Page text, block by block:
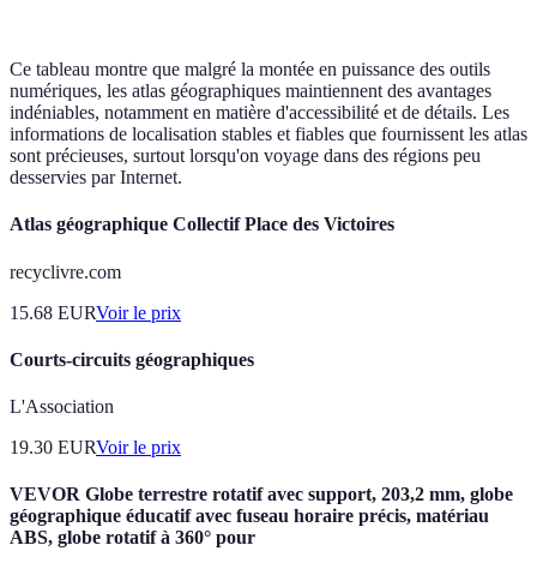
Ce tableau montre que malgré la montée en puissance des outils
numériques, les atlas géographiques maintiennent des avantages
indéniables, notamment en matière d'accessibilité et de détails. Les
informations de localisation stables et fiables que fournissent les atlas
sont précieuses, surtout lorsqu'on voyage dans des régions peu
desservies par Internet.
Atlas géographique Collectif Place des Victoires
recyclivre.com
15.68 EURVoir le prix
Courts-circuits géographiques
L'Association
19.30 EURVoir le prix
VEVOR Globe terrestre rotatif avec support, 203,2 mm, globe
géographique éducatif avec fuseau horaire précis, matériau
ABS, globe rotatif à 360° pour